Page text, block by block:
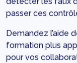
passer ces
Demandez l’aide
formation plus
pour vos